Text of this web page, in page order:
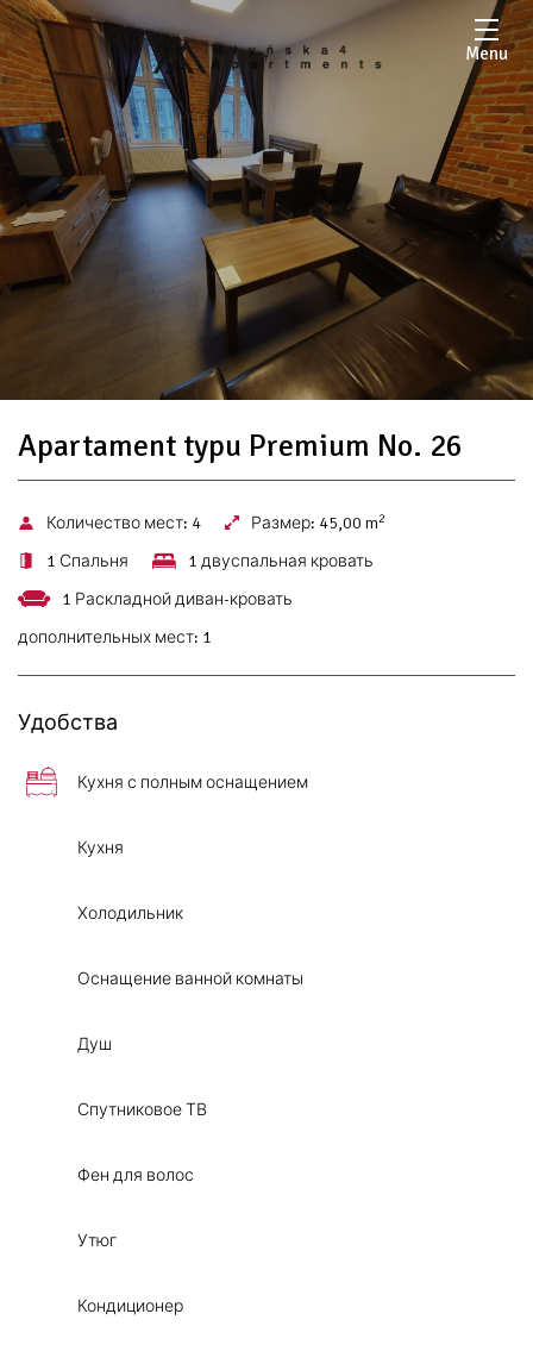
Menu
Apartament typu Premium No. 26
Количество мест: 4 Размер: 45,00 m2
1 Спальня
1 двуспальная кровать
1 Раскладной диван-кровать
дополнительных мест: 1
Удобства
Кухня с полным оснащением
Кухня
Холодильник
Оснащение ванной комнаты
Душ
Спутниковое ТВ
Фен для волос
Утюг
Кондиционер